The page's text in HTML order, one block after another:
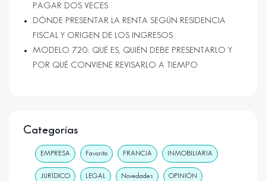
PAGAR DOS VECES
DÓNDE PRESENTAR LA RENTA SEGÚN RESIDENCIA
FISCAL Y ORIGEN DE LOS INGRESOS
MODELO 720: QUÉ ES, QUIÉN DEBE PRESENTARLO Y
POR QUÉ CONVIENE REVISARLO A TIEMPO
Categorías
EMPRESA Favorito FRANCIA INMOBILIARIA
JURÍDICO LEGAL Novedades OPINIÓN